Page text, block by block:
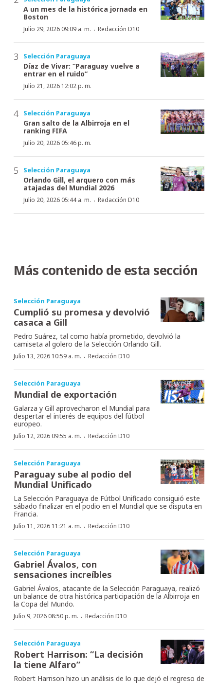
A un mes de la histórica jornada en
Boston
Julio 29, 2026 09:09 a. m. · Redacción D10
Selección Paraguaya
Díaz de Vivar: “Paraguay vuelve a
entrar en el ruido”
Julio 21, 2026 12:02 p. m.
Selección Paraguaya
Gran salto de la Albirroja en el
ranking FIFA
Julio 20, 2026 05:46 p. m.
Selección Paraguaya
Orlando Gill, el arquero con más
atajadas del Mundial 2026
Julio 20, 2026 05:44 a. m. · Redacción D10
Más contenido de esta sección
Selección Paraguaya
Cumplió su promesa y devolvió
casaca a Gill
Pedro Suárez, tal como había prometido, devolvió la
camiseta al golero de la Selección Orlando Gill.
Julio 13, 2026 10:59 a. m. · Redacción D10
Selección Paraguaya
Mundial de exportación
Galarza y Gill aprovecharon el Mundial para
despertar el interés de equipos del fútbol
europeo.
Julio 12, 2026 09:55 a. m. · Redacción D10
Selección Paraguaya
Paraguay sube al podio del
Mundial Unificado
La Selección Paraguaya de Fútbol Unificado consiguió este
sábado finalizar en el podio en el Mundial que se disputa en
Francia.
Julio 11, 2026 11:21 a. m. · Redacción D10
Selección Paraguaya
Gabriel Ávalos, con
sensaciones increíbles
Gabriel Ávalos, atacante de la Selección Paraguaya, realizó
un balance de otra histórica participación de la Albirroja en
la Copa del Mundo.
Julio 9, 2026 08:50 p. m. · Redacción D10
Selección Paraguaya
Robert Harrison: “La decisión
la tiene Alfaro”
Robert Harrison hizo un análisis de lo que dejó el regreso de